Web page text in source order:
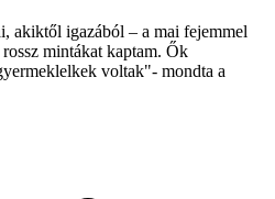
akiktől igazából – a mai fejemmel
mintákat kaptam. Ők
voltak"- mondta a